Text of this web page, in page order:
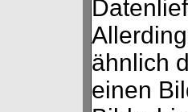
ähnlich
einen